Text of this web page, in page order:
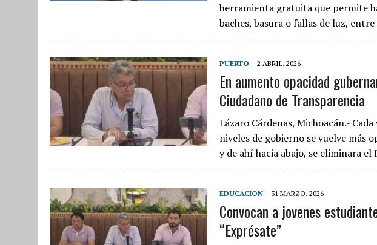
herramienta gratuita que permite
baches, basura o fallas de luz,
PUERTO 2 ABRIL, 2026
En aumento opacidad
Ciudadano de Transparencia
Lázaro Cárdenas, Michoacán.-
niveles de gobierno se vuelve más
y de ahí hacia abajo, se eliminara
EDUCACION 31 MARZO, 2026
Convocan a jovenes
“Exprésate”